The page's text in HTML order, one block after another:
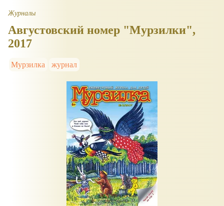
Журналы
Августовский номер "Мурзилки",
2017
Мурзилка журнал